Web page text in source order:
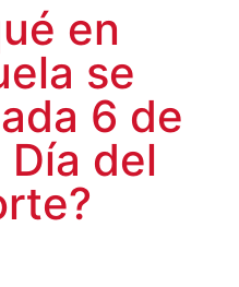
en
se
6 de
del